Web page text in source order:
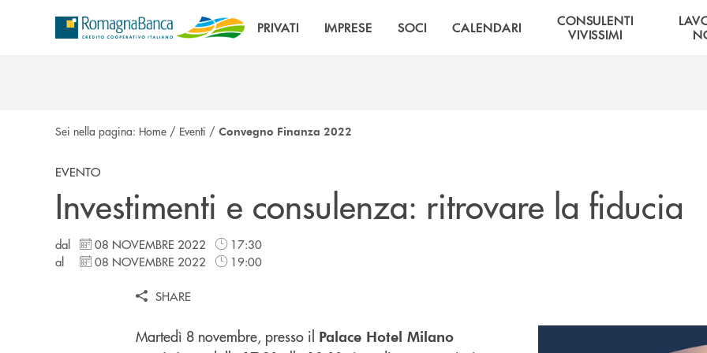
PRIVATI IMPRESE SOCI CALENDARI
CONSULENTI
VIVISSIMI
Sei nella pagina: Home / Eventi / Convegno Finanza 2022
EVENTO
Investimenti e consulenza: ritrovare la fiducia
dal 08 NOVEMBRE 2022
17:30
al
08 NOVEMBRE 2022 19:00
SHARE
Martedì 8 novembre, presso il Palace Hotel Milano